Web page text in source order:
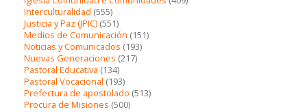
Interculturalidad (555)
Justicia y Paz (JPIC) (551)
Medios de Comunicación (151)
Noticias y Comunicados (193)
Nuevas Generaciones (217)
Pastoral Educativa (134)
Pastoral Vocacional (193)
Prefectura de apostolado (513)
Procura de Misiones (500)